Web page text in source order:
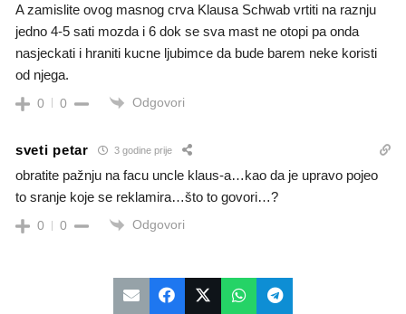
A zamislite ovog masnog crva Klausa Schwab vrtiti na raznju
jedno 4-5 sati mozda i 6 dok se sva mast ne otopi pa onda
nasjeckati i hraniti kucne ljubimce da bude barem neke koristi
od njega.
0 0 Odgovori
sveti petar 3 godine prije
obratite pažnju na facu uncle klaus-a…kao da je upravo pojeo
to sranje koje se reklamira…što to govori…?
0 0 Odgovori